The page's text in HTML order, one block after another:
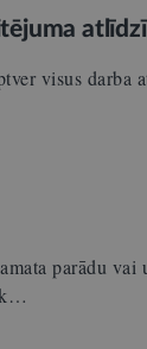
visus darba
parādu